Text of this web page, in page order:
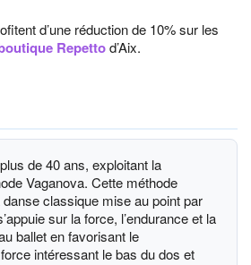
d’une réduction de 10% sur les
Repettod’Aix.
de 40 ans, exploitant la
Vaganova. Cette méthode
danse classique mise au point par
sur la force, l’endurance et la
ballet en favorisant le
intéressant le bas du dos et